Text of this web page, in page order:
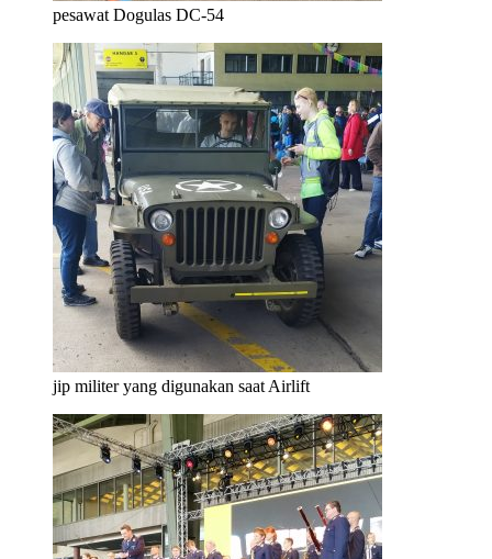
pesawat Dogulas DC-54
jip militer yang digunakan saat Airlift